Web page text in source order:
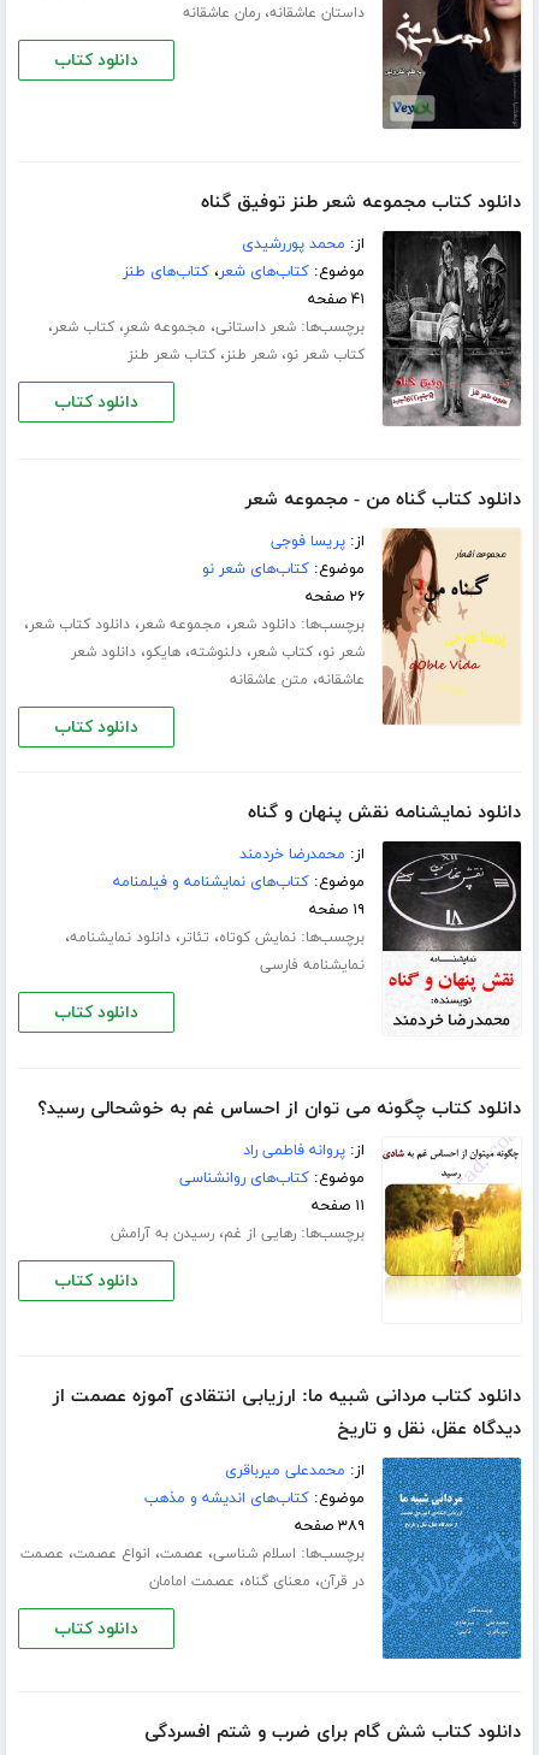
داستان عاشقانه،رمان عاشقانه
دانلود کتاب
دانلود کتاب مجموعه شعر طنز توفیق گناه
از: محمد پوررشیدی
موضوع:کتاب‌های شعر،کتاب‌های طنز
۴۱ صفحه
برچسب‌ها:شعر داستانی، مجموعه شعرِ،کتاب شعر،
کتاب شعر نو،شعر طنز،کتاب شعر طنز
دانلود کتاب
دانلود کتاب گناه من - مجموعه شعر
از:پریسا فوجی
موضوع:کتاب‌های شعر نو
۲۶ صفحه
برچسب‌ها:دانلود شعر، مجموعه شعر،دانلود کتاب شعر،
شعر نو،کتاب شعر،دلنوشته،هایکو،دانلود شعر
عاشقانه، متن عاشقانه
دانلود کتاب
دانلود نمایشنامه نقش پنهان و گناه
از: محمدرضا خردمند
موضوع:کتاب‌های نمایشنامه و فیلمنامه
۱۹ صفحه
برچسب‌ها:نمایش کوتاه، تئاتر،دانلود نمایشنامه،
نمایشنامه فارسی
دانلود کتاب
دانلود کتاب چگونه می توان از احساس غم به خوشحالی رسید؟
از:پروانه فاطمی راد
موضوع:کتاب‌های روانشناسی
۱۱ صفحه
برچسب‌ها:رهایی از غم،رسیدن به آرامش
دانلود کتاب
دانلود کتاب مردانی شبیه ما: ارزیابی انتقادی آموزه عصمت از
دیدگاه عقل، نقل و تاریخ
از: محمدعلی میرباقری
موضوع:کتاب‌های اندیشه و مذهب
۳۸۹ صفحه
برچسب‌ها: اسلام شناسی، عصمت، انواع عصمت، عصمت
در قرآن، معنای گناه، عصمت امامان
دانلود کتاب
دانلود کتاب شش گام برای ضرب و شتم افسردگی